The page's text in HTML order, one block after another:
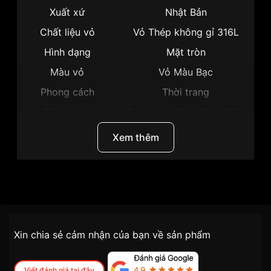
Xuất xứ
Nhật Bản
Chất liệu vỏ
Vỏ Thép không gỉ 316L
Hình dạng
Mặt tròn
Màu vỏ
Vỏ Màu Bạc
Phong cách
Thời trang
Mặt trắng
Xem thêm
Đối tượng sử dụng Nữ
tiện lợi –
nhanh chóng – minh bạch
Xin chia sẻ cảm nhận của bạn về sản phẩm